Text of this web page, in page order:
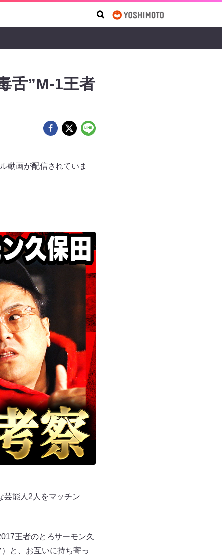
舌”M-1王者
動画が配信されていま
能人2人をマッチン
王者のとろサーモン久
と、お互いに持ち寄っ